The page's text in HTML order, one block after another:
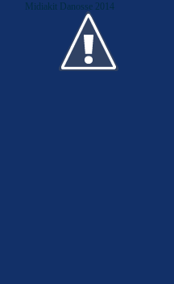
Midiakit Danosse 2014